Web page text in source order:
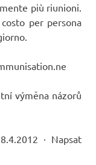
più riunioni.
per persona
výměna názorů
· Napsat